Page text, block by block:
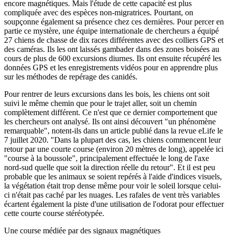
encore magnétiques. Mais l'étude de cette capacité est plus
compliquée avec des espèces non-migratrices. Pourtant, on
soupçonne également sa présence chez ces dernières. Pour percer en
partie ce mystère, une équipe internationale de chercheurs a équipé
27 chiens de chasse de dix races différentes avec des colliers GPS et
des caméras. Ils les ont laissés gambader dans des zones boisées au
cours de plus de 600 excursions diurnes. Ils ont ensuite récupéré les
données GPS et les enregistrements vidéos pour en apprendre plus
sur les méthodes de repérage des canidés.
Pour rentrer de leurs excursions dans les bois, les chiens ont soit
suivi le même chemin que pour le trajet aller, soit un chemin
complètement différent. Ce n'est que ce dernier comportement que
les chercheurs ont analysé. Ils ont ainsi découvert "un phénomène
remarquable", notent-ils dans un article publié dans la revue eLife le
7 juillet 2020. "Dans la plupart des cas, les chiens commencent leur
retour par une courte course (environ 20 mètres de long), appelée ici
"course à la boussole", principalement effectuée le long de l'axe
nord-sud quelle que soit la direction réelle du retour". Et il est peu
probable que les animaux se soient repérés à l'aide d'indices visuels,
la végétation était trop dense même pour voir le soleil lorsque celui-
ci n'était pas caché par les nuages. Les rafales de vent très variables
écartent également la piste d'une utilisation de l'odorat pour effectuer
cette courte course stéréotypée.
Une course médiée par des signaux magnétiques